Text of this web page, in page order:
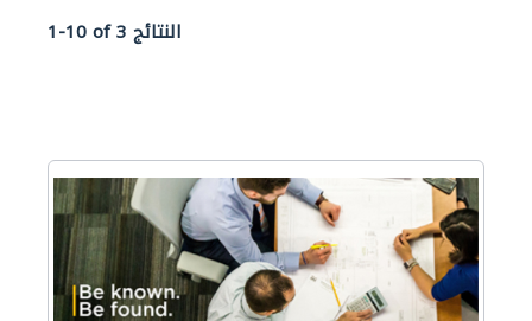
1-10 of 3 النتائج